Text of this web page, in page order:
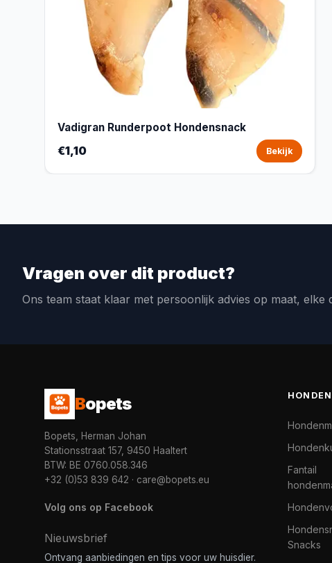
Vadigran Runderpoot Hondensnack
€1,10 Bekijk
Vragen over dit product?
Ons team staat klaar met persoonlijk advies op maat, elke
Bopets
Bopets, Herman Johan
Stationsstraat 157, 9450 Haaltert
BTW: BE 0760.058.346
+32 (0)53 839 642 · care@bopets.eu
Volg ons op Facebook
Nieuwsbrief
Ontvang aanbiedingen en tips voor uw huisdier.
HONDEN
Fantail
Snacks